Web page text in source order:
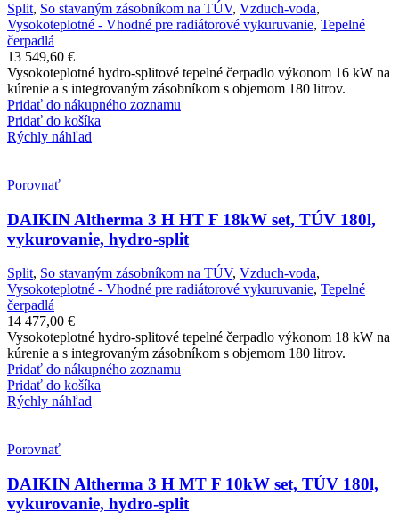
Split, So stavaným zásobníkom na TÚV, Vzduch-voda,
Vysokoteplotné - Vhodné pre radiátorové vykuruvanie, Tepelné
čerpadlá
13 549,60 €
Vysokoteplotné hydro-splitové tepelné čerpadlo výkonom 16 kW na
kúrenie a s integrovaným zásobníkom s objemom 180 litrov.
Pridať do nákupného zoznamu
Pridať do košíka
Rýchly náhľad
Porovnať
DAIKIN Altherma 3 H HT F 18kW set, TÚV 180l,
vykurovanie, hydro-split
Split, So stavaným zásobníkom na TÚV, Vzduch-voda,
Vysokoteplotné - Vhodné pre radiátorové vykuruvanie, Tepelné
čerpadlá
14 477,00 €
Vysokoteplotné hydro-splitové tepelné čerpadlo výkonom 18 kW na
kúrenie a s integrovaným zásobníkom s objemom 180 litrov.
Pridať do nákupného zoznamu
Pridať do košíka
Rýchly náhľad
Porovnať
DAIKIN Altherma 3 H MT F 10kW set, TÚV 180l,
vykurovanie, hydro-split